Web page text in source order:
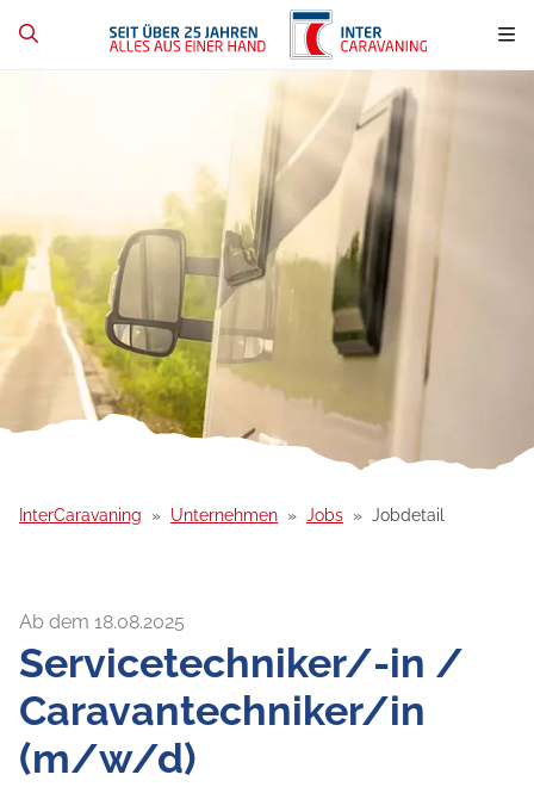
InterCaravaning Unternehmen Jobs Jobdetail
Ab dem 18.08.2025
Servicetechniker/-in /
Caravantechniker/in
(m/w/d)